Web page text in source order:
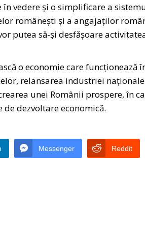
în vedere și o simplificare a
românești și a angajaților
putea să-și desfășoare
o economie care funcționează
relansarea industriei
unei Românii prospere, în
dezvoltare economică.
Messenger Reddit